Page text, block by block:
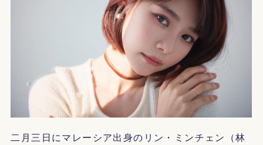
二月三日にマレーシア出身のリン・ミンチェン（林